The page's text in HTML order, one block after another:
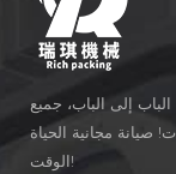
الباب إلى الباب، جميع
المالية، مضمونة ل 3 سنوات! صيانة مجانية الحياة
الوقت!